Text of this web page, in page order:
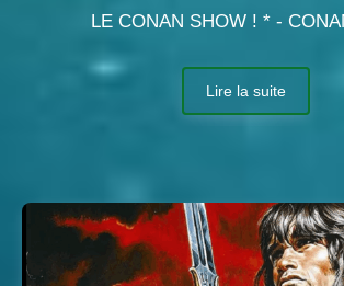
LE CONAN SHOW ! * -
Lire la suite